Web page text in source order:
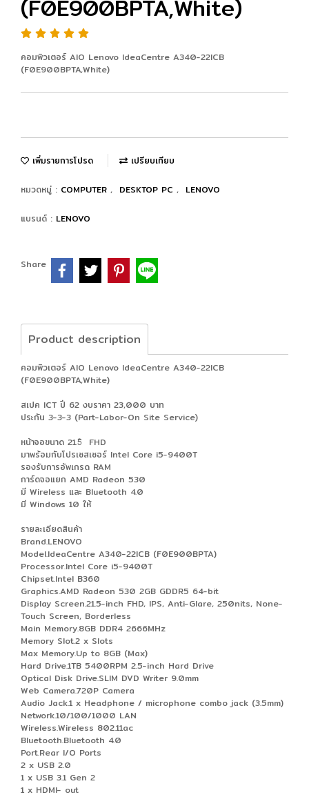
(F0E900BPTA,White)
คอมพิวเตอร์ AIO Lenovo IdeaCentre A340-22ICB
(F0E900BPTA,White)
เพิ่มรายการโปรด เปรียบเทียบ
หมวดหมู่ : COMPUTER , DESKTOP PC , LENOVO
แบรนด์ : LENOVO
Share
Product description
คอมพิวเตอร์ AIO Lenovo IdeaCentre A340-22ICB
(F0E900BPTA,White)
สเปค ICT ปี 62 งบราคา 23,000 บาท
ประกัน 3-3-3 (Part-Labor-On Site Service)
หน้าจอขนาด 21.5ิ FHD
มาพร้อมกับโปรเซสเซอร์ Intel Core i5-9400T
รองรับการอัพเกรด RAM
การ์ดจอแยก AMD Radeon 530
มี Wireless และ Bluetooth 4.0
มี Windows 10 ให้
รายละเอียดสินค้า
Brand.LENOVO
Model.IdeaCentre A340-22ICB (F0E900BPTA)
Processor.Intel Core i5-9400T
Chipset.Intel B360
Graphics.AMD Radeon 530 2GB GDDR5 64-bit
Display Screen.21.5-inch FHD, IPS, Anti-Glare, 250nits, None-
Touch Screen, Borderless
Main Memory.8GB DDR4 2666MHz
Memory Slot.2 x Slots
Max Memory.Up to 8GB (Max)
Hard Drive.1TB 5400RPM 2.5-inch Hard Drive
Optical Disk Drive.SLIM DVD Writer 9.0mm
Web Camera.720P Camera
Audio Jack.1 x Headphone / microphone combo jack (3.5mm)
Network.10/100/1000 LAN
Wireless.Wireless 802.11ac
Bluetooth.Bluetooth 4.0
Port.Rear I/O Ports
2 x USB 2.0
1 x USB 3.1 Gen 2
1 x HDMI- out